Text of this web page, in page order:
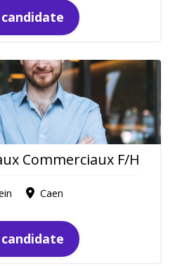
candidate
Commerciaux F/H
Caen
candidate